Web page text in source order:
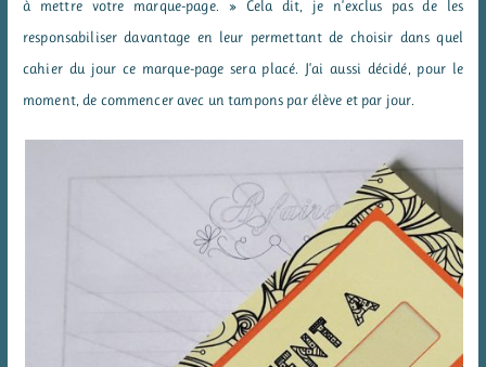
à mettre votre marque-page. » Cela dit, je n’exclus pas de les
responsabiliser davantage en leur permettant de choisir dans quel
cahier du jour ce marque-page sera placé. J’ai aussi décidé, pour le
moment, de commencer avec un tampons par élève et par jour.